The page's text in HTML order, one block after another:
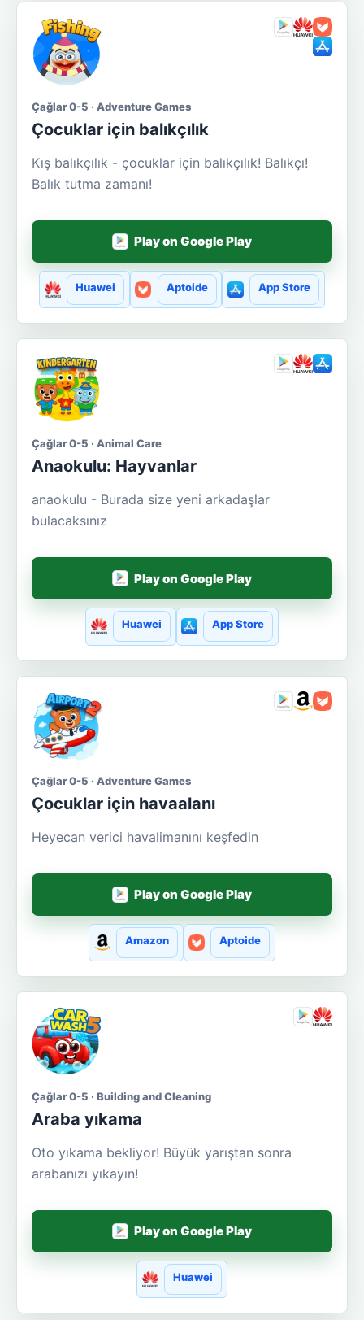
Çağlar 0-5 · Adventure Games
Çocuklar için balıkçılık
Kış balıkçılık - çocuklar için balıkçılık! Balıkçı!
Balık tutma zamanı!
Play on Google Play
Huawei Aptoide App Store
Çağlar 0-5 · Animal Care
Anaokulu: Hayvanlar
anaokulu - Burada size yeni arkadaşlar
bulacaksınız
Play on Google Play
Huawei App Store
Çağlar 0-5 · Adventure Games
Çocuklar için havaalanı
Heyecan verici havalimanını keşfedin
Play on Google Play
Amazon Aptoide
Çağlar 0-5 · Building and Cleaning
Araba yıkama
Oto yıkama bekliyor! Büyük yarıştan sonra
arabanızı yıkayın!
Play on Google Play
Huawei